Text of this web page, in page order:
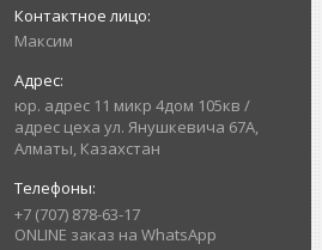
Максим
юр. адрес 11 микр 4дом 105кв /
адрес цеха ул. Янушкевича 67А,
Алматы, Казахстан
+7 (707) 878-63-17
ONLINE заказ на WhatsApp